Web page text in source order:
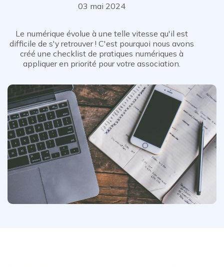
03 mai 2024
Le numérique évolue à une telle vitesse qu'il est
difficile de s'y retrouver ! C'est pourquoi nous avons
créé une checklist de pratiques numériques à
appliquer en priorité pour votre association.